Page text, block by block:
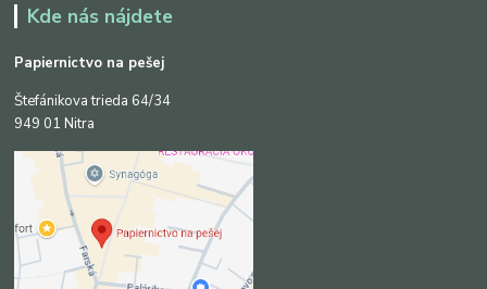
Kde nás nájdete
Papiernictvo na pešej
Štefánikova trieda 64/34
949 01 Nitra